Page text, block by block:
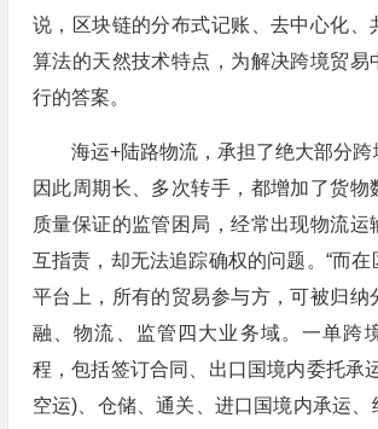
说，区块链的分布式记账、去中心化、
算法的天然技术特点，为解决跨境贸易
行的答案。
海运+陆路物流，承担了绝大部分跨
因此周期长、多次转手，都增加了货物
质量保证的监管困局，经常出现物流运
互指责，却无法追踪确权的问题。“而
平台上，所有的贸易参与方，可被归纳
融、物流、监管四大业务域。一单跨
程，包括签订合同、出口国境内委托承
空运)、仓储、通关、进口国境内承运、